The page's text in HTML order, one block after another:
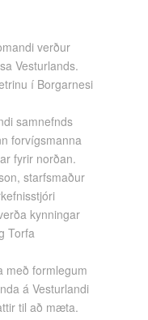
verður
Vesturlands.
í Borgarnesi
samnefnds
forvígsmanna
fyrir norðan.
starfsmaður
kynningar
Torfa
með formlegum
á Vesturlandi
til að mæta.